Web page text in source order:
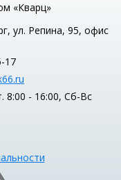
«Кварц»
ул. Репина, 95, офис
17
8:00 - 16:00, Сб-Вс